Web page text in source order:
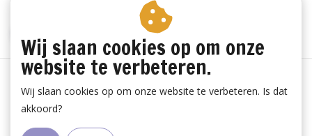
Wij slaan cookies op om onze
website te verbeteren.
Wij slaan cookies op om onze website te verbeteren. Is dat
akkoord?